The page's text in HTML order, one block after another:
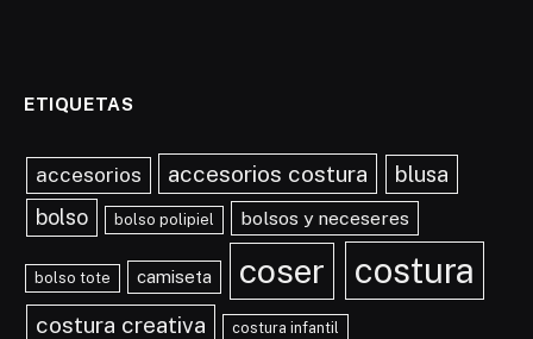
ETIQUETAS
accesorios accesorios costura blusa
bolso bolso polipiel bolsos y neceseres
bolso tote camiseta coser costura
costura creativa costura infantil